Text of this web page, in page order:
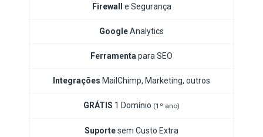
Firewall e Segurança
GoogleAnalytics
Ferramenta para SEO
Integrações MailChimp, Marketing, outros
GRÁTIS 1 Domínio (1º ano)
Suportesem Custo Extra